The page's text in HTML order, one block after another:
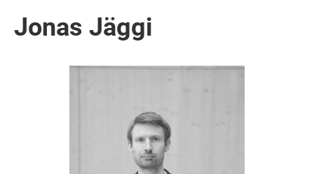
Jonas Jäggi